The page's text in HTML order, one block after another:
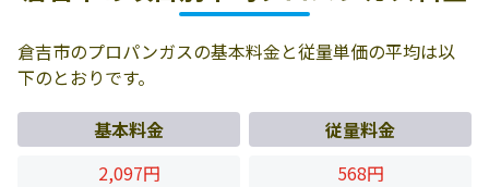
倉吉市のプロパンガスの基本料金と従量単価の平均は以
下のとおりです。
基本料金
従量料金
2,097円
568円